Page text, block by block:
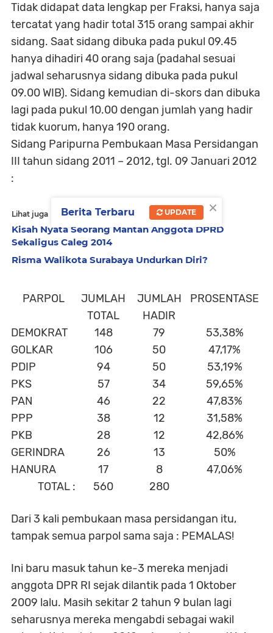
Tidak didapat data lengkap per Fraksi, hanya saja
tercatat yang hadir total 315 orang sampai akhir
sidang. Saat sidang dibuka pada pukul 09.45
hanya dihadiri 40 orang saja (padahal sesuai
jadwal seharusnya sidang dibuka pada pukul
09.00 WIB). Sidang kemudian di-skors dan dibuka
lagi pada pukul 10.00 dengan jumlah yang hadir
tidak kuorum, hanya 190 orang.
Sidang Paripurna Pembukaan Masa Persidangan
III tahun sidang 2011 – 2012, tgl. 09 Januari 2012
:
Lihat juga
Kisah Nyata Seorang Mantan Anggota DPRD
Sekaligus Caleg 2014
Risma Walikota Surabaya Undurkan Diri?
PARPOL
JUMLAH
TOTAL
JUMLAH
HADIR
PROSENTASE
DEMOKRAT 148 79
53,38%
GOLKAR
106 50
47,17%
PDIP
94 50
53,19%
PKS
57 34
59,65%
PAN
46 22
47,83%
PPP
38 12
31,58%
PKB
28 12
42,86%
GERINDRA
26 13
50%
HANURA
17 8
47,06%
TOTAL :
560 280
Dari 3 kali pembukaan masa persidangan itu,
tampak semua parpol sama saja : PEMALAS!
Ini baru masuk tahun ke-3 mereka menjadi
anggota DPR RI sejak dilantik pada 1 Oktober
2009 lalu. Masih sekitar 2 tahun 9 bulan lagi
seharusnya mereka mengabdi sebagai wakil
×
Berita Terbaru UPDATE